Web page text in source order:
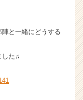
と一緒にどうする
した♫